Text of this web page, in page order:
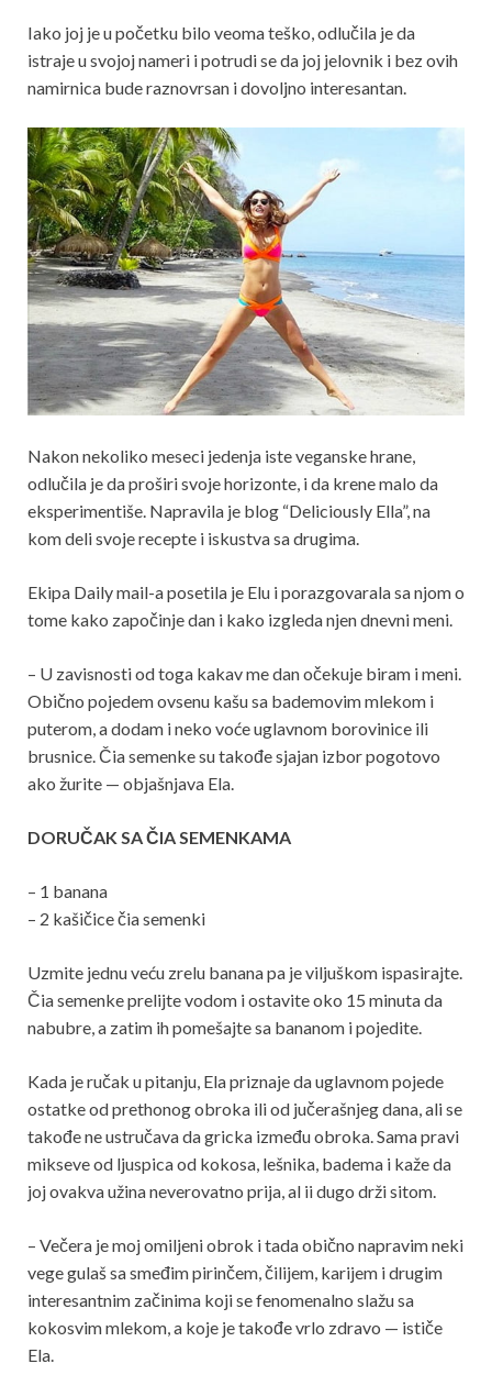
Iako joj je u početku bilo veoma teško, odlučila je da
istraje u svojoj nameri i potrudi se da joj jelovnik i bez ovih
namirnica bude raznovrsan i dovoljno interesantan.
Nakon nekoliko meseci jedenja iste veganske hrane,
odlučila je da proširi svoje horizonte, i da krene malo da
eksperimentiše. Napravila je blog “Deliciously Ella”, na
kom deli svoje recepte i iskustva sa drugima.
Ekipa Daily mail-a posetila je Elu i porazgovarala sa njom o
tome kako započinje dan i kako izgleda njen dnevni meni.
– U zavisnosti od toga kakav me dan očekuje biram i meni.
Obično pojedem ovsenu kašu sa bademovim mlekom i
puterom, a dodam i neko voće uglavnom borovinice ili
brusnice. Čia semenke su takođe sjajan izbor pogotovo
ako žurite — objašnjava Ela.
DORUČAK SA ČIA SEMENKAMA
– 1 banana
– 2 kašičice čia semenki
Uzmite jednu veću zrelu banana pa je viljuškom ispasirajte.
Čia semenke prelijte vodom i ostavite oko 15 minuta da
nabubre, a zatim ih pomešajte sa bananom i pojedite.
Kada je ručak u pitanju, Ela priznaje da uglavnom pojede
ostatke od prethonog obroka ili od jučerašnjeg dana, ali se
takođe ne ustručava da gricka između obroka. Sama pravi
mikseve od ljuspica od kokosa, lešnika, badema i kaže da
joj ovakva užina neverovatno prija, al ii dugo drži sitom.
– Večera je moj omiljeni obrok i tada obično napravim neki
vege gulaš sa smeđim pirinčem, čilijem, karijem i drugim
interesantnim začinima koji se fenomenalno slažu sa
kokosvim mlekom, a koje je takođe vrlo zdravo — ističe
Ela.